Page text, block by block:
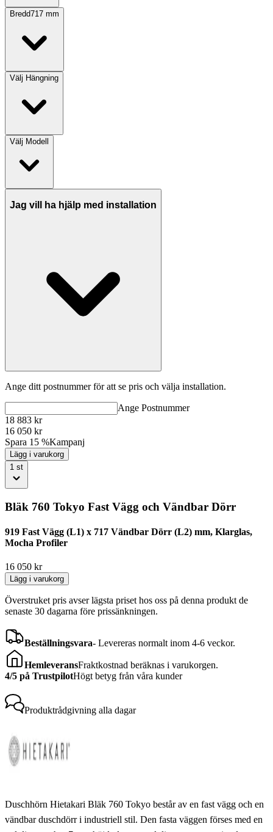
Bredd717 mm
Välj Hängning
Välj Modell
Jag vill ha hjälp med installation
Ange ditt postnummer för att se pris och välja installation.
Ange Postnummer
18 883 kr
16 050 kr
Spara 15 %Kampanj
Lägg i varukorg
1 st
Bläk 760 Tokyo Fast Vägg och Vändbar Dörr
919 Fast Vägg (L1) x 717 Vändbar Dörr (L2) mm, Klarglas,
Mocha Profiler
16 050 kr
Lägg i varukorg
Överstruket pris avser lägsta priset hos oss på denna produkt de
senaste 30 dagarna före prissänkningen.
Beställningsvara- Levereras normalt inom 4-6 veckor.
HemleveransFraktkostnad beräknas i varukorgen.
4/5 på TrustpilotHögt betyg från våra kunder
Produktrådgivning alla dagar
Duschhörn Hietakari Bläk 760 Tokyo består av en fast vägg och en
vändbar duschdörr i industriell stil. Den fasta väggen förses med en